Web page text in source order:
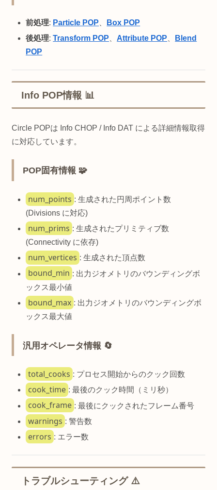
前処理: Particle POP
Box POP
後処理:Transform POP Attribute POP
Blend
POP
Info POP情報 📊
Circle POPは Info CHOP / Info DAT による詳細情報取得
に対応しています。
POP固有情報 🧩
num_points : 生成された円周ポイント数
(Divisions に対応)
num_prims : 生成されたプリミティブ数
(Connectivity に依存)
num_vertices : 生成された頂点数
bound_min : 出力ジオメトリのバウンディングボ
ックス最小値
bound_max : 出力ジオメトリのバウンディングボ
ックス最大値
汎用オペレータ情報 🔄
total_cooks : プロセス開始からのクック回数
cook_time : 最後のクック時間（ミリ秒）
cook_frame : 最後にクックされたフレーム番号
warnings : 警告数
errors : エラー数
トラブルシューティング ⚠️